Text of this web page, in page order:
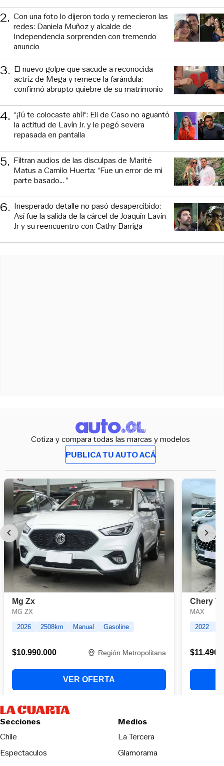
2. Con una foto lo dijeron todo y remecieron las
redes: Daniela Muñoz y alcalde de
Independencia sorprenden con tremendo
anuncio
3. El nuevo golpe que sacude a reconocida
actriz de Mega y remece la farándula:
confirmó abrupto quiebre de su matrimonio
4. “¡Tú te colocaste ahí!“: Eli de Caso no aguantó
la actitud de Lavín Jr. y le pegó severa
repasada en pantalla
5. Filtran audios de las disculpas de Marité
Matus a Camilo Huerta: “Fue un error de mi
parte basado... ”
6. Inesperado detalle no pasó desapercibido:
Así fue la salida de la cárcel de Joaquín Lavín
Jr y su reencuentro con Cathy Barriga
Cotiza y compara todas las marcas y modelos
PUBLICA TU AUTO ACÁ
Secciones
Chile
Espectaculos
Medios
La TerceraOpens in new
Glamorama